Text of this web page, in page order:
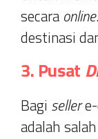
secara online
destinasi
3. Pusat
Bagi sellere-
adalah